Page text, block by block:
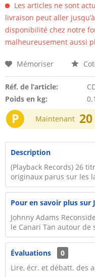
Les articles ne sont
livraison peut aller
disponibilité chez notre
malheureusement aussi
Mémoriser
Réf. de l’article:
Poids en kg:
0.1
P Maintenant 20
Description
(Playback Records) 26
originaux parus sur les
Pour en savoir plus sur
Johnny Adams
le Canari Tan autour de
Évaluations
0
Lire, écr. et débatt. des